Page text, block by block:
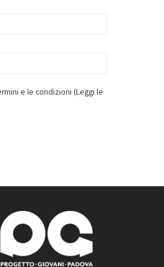
e le condizioni (Leggi le